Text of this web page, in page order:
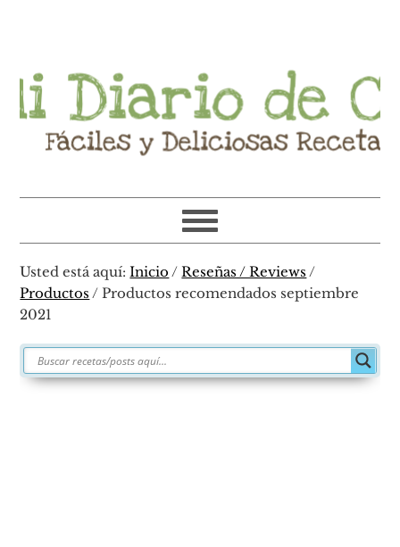
principal
principal
barra
lateral
primaria
de
página
Usted está aquí:Inicio / Reseñas / Reviews /
Productos / Productos recomendados septiembre
2021